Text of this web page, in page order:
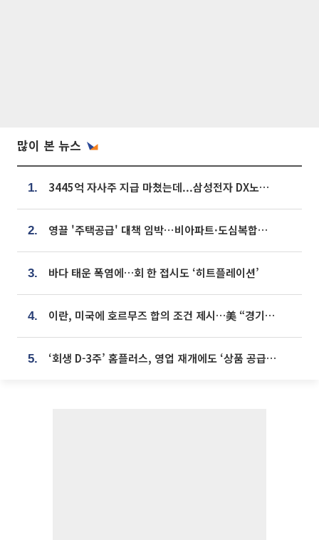
많이 본 뉴스
1. 3445억 자사주 지급 마쳤는데...삼성전자 DX노조, 뒤늦은 '떼쓰기 집회'
2. 영끌 '주택공급' 대책 임박⋯비아파트·도심복합까지 총동원
3. 바다 태운 폭염에…회 한 접시도 ‘히트플레이션’
4. 이란, 미국에 호르무즈 합의 조건 제시…美 “경기 아직 안 끝나” [종합]
5. ‘회생 D-3주’ 홈플러스, 영업 재개에도 ‘상품 공급망’ 복구가 생존 관건